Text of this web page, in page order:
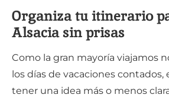
Organiza tu itinerario
Alsacia sin prisas
Como la gran mayoría viajamos
los días de vacaciones
tener una idea más o menos